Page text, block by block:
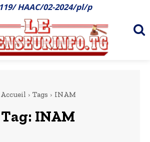
HAAC/02-2024/pl/p
Accueil Tags INAM
Tag: INAM